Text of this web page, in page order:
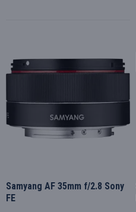
Samyang AF 35mm f/2.8 Sony
FE